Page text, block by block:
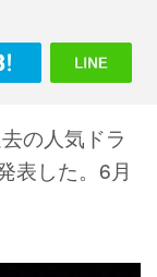
の人気ドラ
表した。6月